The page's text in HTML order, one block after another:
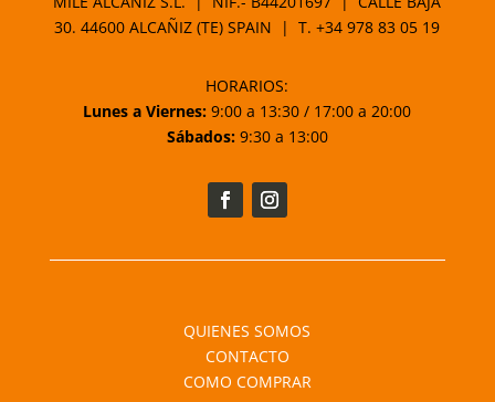
30. 44600 ALCAÑIZ (TE) SPAIN | T.+34 978 83 05 19
HORARIOS:
Lunes a Viernes: 9:00 a 13:30 / 17:00 a 20:00
Sábados:9:30 a 13:00
QUIENES SOMOS
CONTACTO
COMO COMPRAR